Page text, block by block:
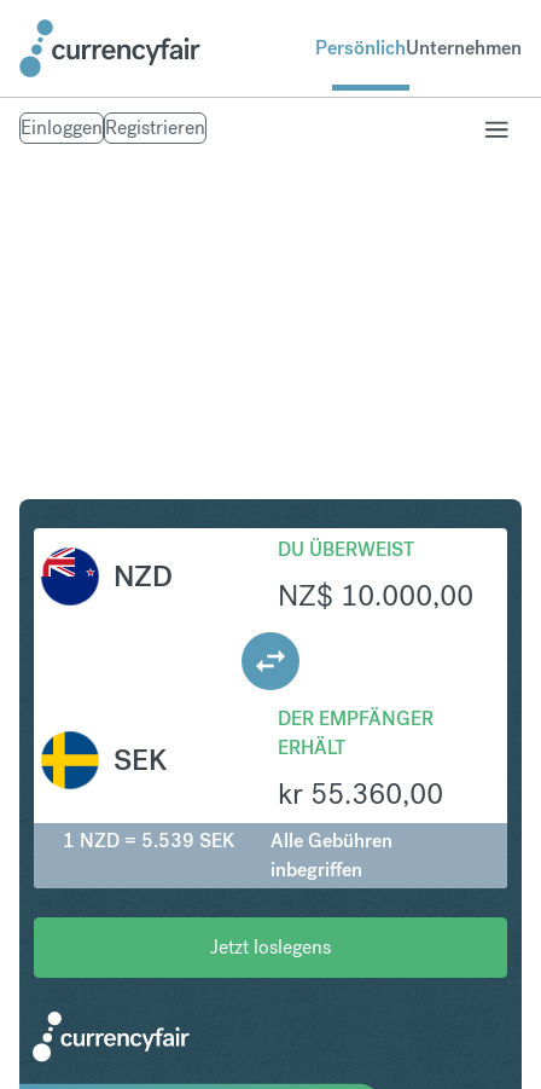
PersönlichUnternehmen
EinloggenRegistrieren
NZD
DU ÜBERWEIST
NZ$ 10.000,00
DER EMPFÄNGER
ERHÄLT
kr 55.360,00
SEK
1 NZD = 5.539 SEK
Alle Gebühren
inbegriffen
Jetzt loslegens